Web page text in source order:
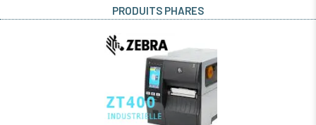
PRODUITS PHARES